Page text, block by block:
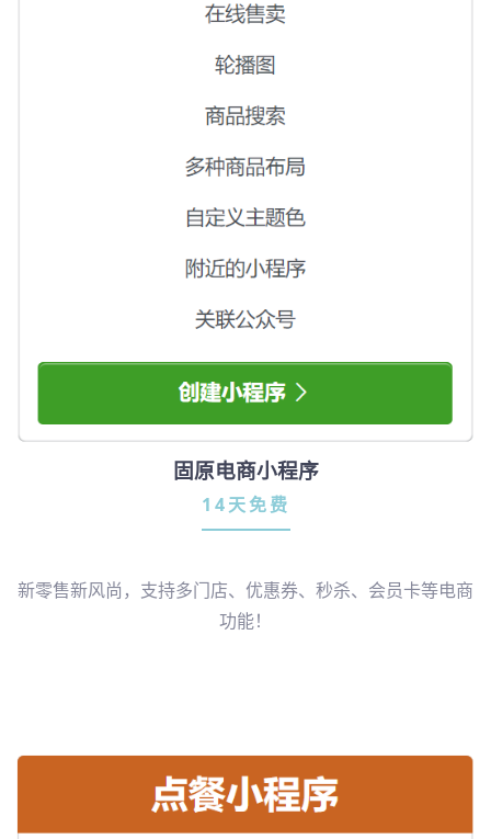
固原电商小程序
14天免费
新零售新风尚，支持多门店、优惠券、秒杀、会员卡等电商
功能！